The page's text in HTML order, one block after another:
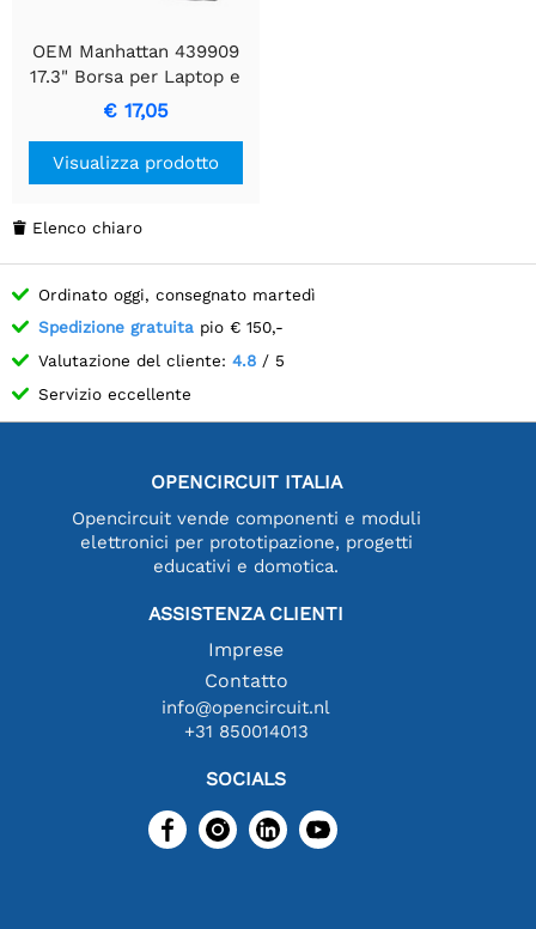
OEM Manhattan 439909
17.3" Borsa per Laptop e
Documenti | Nero
€ 17,05
Visualizza prodotto
 Elenco chiaro
Ordinato oggi, consegnato martedì
Spedizione gratuita pio € 150,-
Valutazione del cliente: 4.8 / 5
Servizio eccellente
OPENCIRCUIT ITALIA
Opencircuit vende componenti e moduli
elettronici per prototipazione, progetti
educativi e domotica.
ASSISTENZA CLIENTI
Imprese
Contatto
info@opencircuit.nl
+31 850014013
SOCIALS